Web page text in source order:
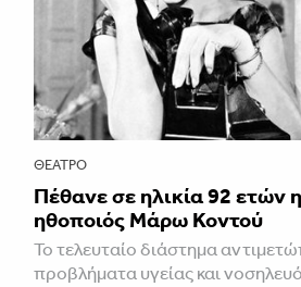
ΘΈΑΤΡΟ
Πέθανε σε ηλικία 92 ετών
ηθοποιός Μάρω Κοντού
Το τελευταίο διάστημα
προβλήματα υγείας και